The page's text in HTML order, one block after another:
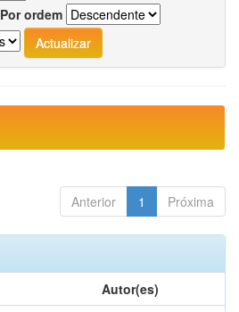
Por ordem
Anterior 1 Próxima
Autor(es)